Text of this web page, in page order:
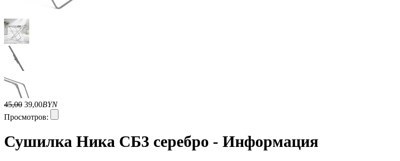
45,00 39,00BYN
Просмотров:
Сушилка Ника СБ3 серебро - Информация